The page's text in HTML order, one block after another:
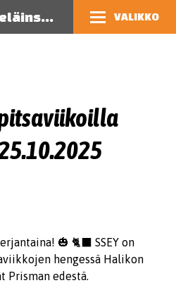
Salon seudun eläinsuojeluyhdistys VALIKKO
🎃 🐈‍⬛ SSEY on
hengessä Halikon
Prisman edestä.